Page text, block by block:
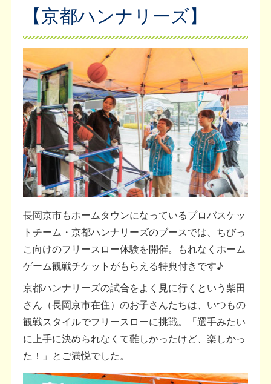
【京都ハンナリーズ】
長岡京市もホームタウンになっているプロバスケッ
トチーム・京都ハンナリーズのブースでは、ちびっ
こ向けのフリースロー体験を開催。もれなくホーム
ゲーム観戦チケットがもらえる特典付きです♪
京都ハンナリーズの試合をよく見に行くという柴田
さん（長岡京市在住）のお子さんたちは、いつもの
観戦スタイルでフリースローに挑戦。「選手みたい
に上手に決められなくて難しかったけど、楽しかっ
た！」とご満悦でした。